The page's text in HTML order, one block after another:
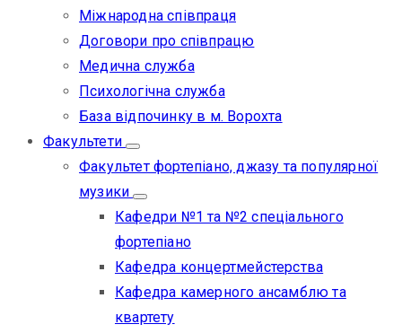
Міжнародна співпраця
Договори про співпрацю
Медична служба
Психологічна служба
База відпочинку в м. Ворохта
Факультети
Факультет фортепіано, джазу та популярної
музики
Кафедри №1 та №2 спеціального
фортепіано
Кафедра концертмейстерства
Кафедра камерного ансамблю та
квартету